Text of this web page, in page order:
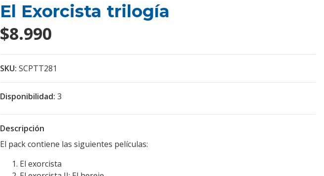
El Exorcista trilogía
$8.990
SKU: SCPTT281
Disponibilidad: 3
Descripción
El pack contiene las siguientes películas:
El exorcista